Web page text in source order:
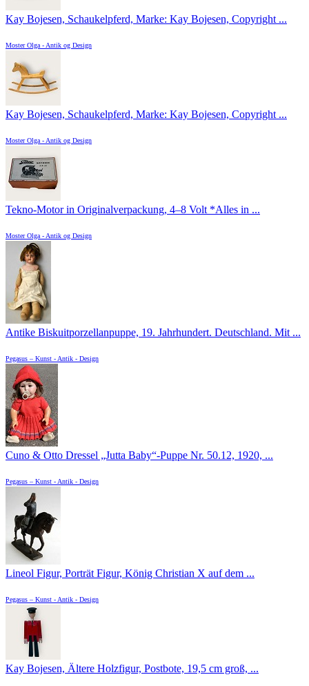
Kay Bojesen, Schaukelpferd, Marke: Kay Bojesen, Copyright ...
Moster Olga - Antik og Design
Kay Bojesen, Schaukelpferd, Marke: Kay Bojesen, Copyright ...
Moster Olga - Antik og Design
Tekno-Motor in Originalverpackung, 4–8 Volt *Alles in ...
Moster Olga - Antik og Design
Antike Biskuitporzellanpuppe, 19. Jahrhundert. Deutschland. Mit ...
Pegasus – Kunst - Antik - Design
Cuno & Otto Dressel „Jutta Baby“-Puppe Nr. 50.12, 1920, ...
Pegasus – Kunst - Antik - Design
Lineol Figur, Porträt Figur, König Christian X auf dem ...
Pegasus – Kunst - Antik - Design
Kay Bojesen, Ältere Holzfigur, Postbote, 19,5 cm groß, ...